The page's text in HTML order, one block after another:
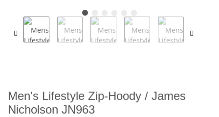
Men's Lifestyle Zip-Hoody / James
Nicholson JN963